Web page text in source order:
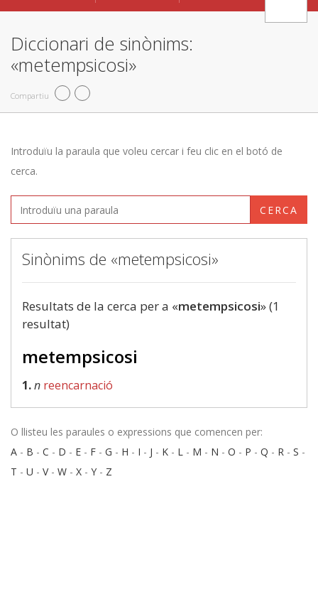
Diccionari de sinònims:
«metempsicosi»
Compartiu
Introduïu la paraula que voleu cercar i feu clic en el botó de
cerca.
CERCA
Sinònims de «metempsicosi»
Resultats de la cerca per a «metempsicosi» (1
resultat)
metempsicosi
1.n reencarnació
O llisteu les paraules o expressions que comencen per:
A - B - C - D - E - F - G - H - I - J - K - L - M - N - O - P - Q - R - S -
T - U - V- W - X - Y - Z